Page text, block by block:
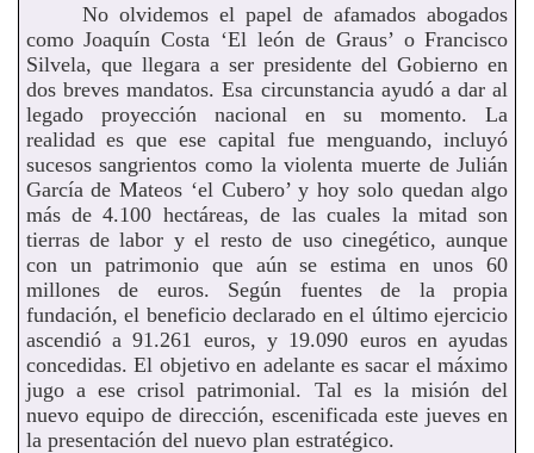
No olvidemos el papel de afamados abogados
como Joaquín Costa ‘El león de Graus’ o Francisco
Silvela, que llegara a ser presidente del Gobierno en
dos breves mandatos. Esa circunstancia ayudó a dar al
legado proyección nacional en su momento. La
realidad es que ese capital fue menguando, incluyó
sucesos sangrientos como la violenta muerte de Julián
García de Mateos ‘el Cubero’ y hoy solo quedan algo
más de 4.100 hectáreas, de las cuales la mitad son
tierras de labor y el resto de uso cinegético, aunque
con un patrimonio que aún se estima en unos 60
millones de euros. Según fuentes de la propia
fundación, el beneficio declarado en el último ejercicio
ascendió a 91.261 euros, y 19.090 euros en ayudas
concedidas. El objetivo en adelante es sacar el máximo
jugo a ese crisol patrimonial. Tal es la misión del
nuevo equipo de dirección, escenificada este jueves en
la presentación del nuevo plan estratégico.